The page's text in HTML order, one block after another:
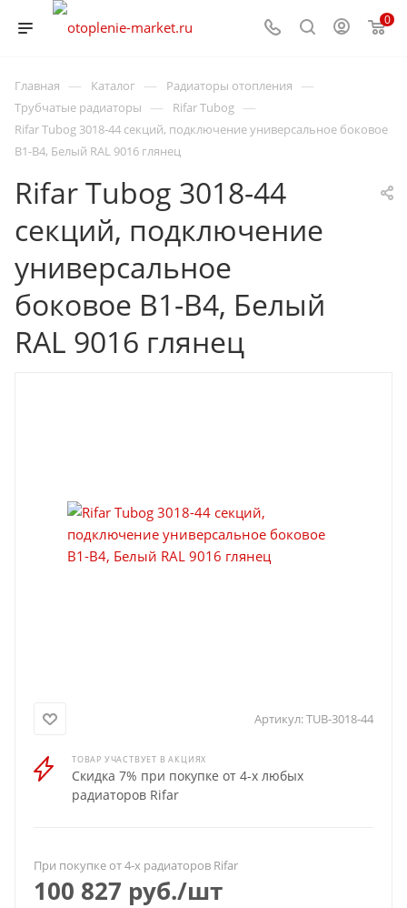
0
Главная — Каталог — Радиаторы отопления —
Трубчатые радиаторы — Rifar Tubog —
Rifar Tubog 3018-44 секций, подключение универсальное боковое
B1-B4, Белый RAL 9016 глянец
Rifar Tubog 3018-44
секций, подключение
универсальное
боковое B1-B4, Белый
RAL 9016 глянец
Артикул:TUB-3018-44
ТОВАР УЧАСТВУЕТ В АКЦИЯХ
Скидка 7% при покупке от 4-х любых
радиаторов Rifar
При покупке от 4-х радиаторов Rifar
100 827 руб./шт